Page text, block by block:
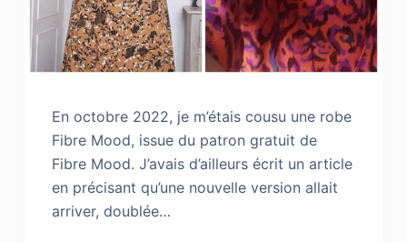
En octobre 2022, je m’étais cousu une robe
Fibre Mood, issue du patron gratuit de
Fibre Mood. J’avais d’ailleurs écrit un article
en précisant qu’une nouvelle version allait
arriver, doublée…